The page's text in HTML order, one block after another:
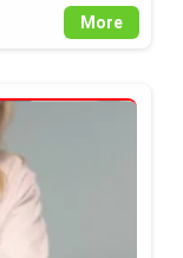
More